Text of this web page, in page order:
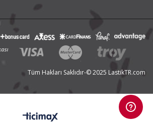
Tüm Hakları Saklıdır-© 2025 LastikTR.com